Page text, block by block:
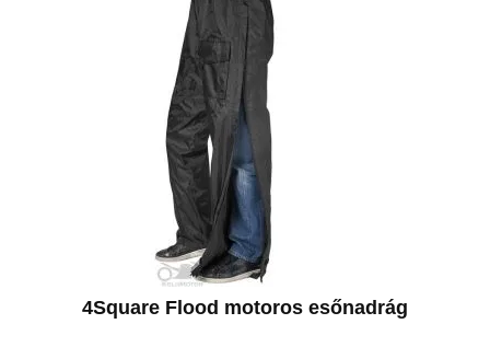
4Square Flood motoros esőnadrág